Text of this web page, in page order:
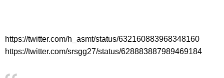
https://twitter.com/h_asmt/status/632160883968348160
https://twitter.com/srsgg27/status/628883887989469184